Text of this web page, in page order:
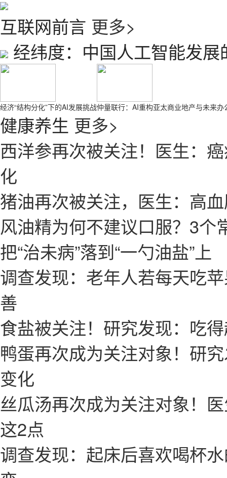
互联网前言 更多>
经纬度：中国人工智能发展
经济“结构分化”下的AI发展挑战仲量联行：AI重构亚太商业地产与未来办
健康养生 更多>
西洋参再次被关注！医生：
化
猪油再次被关注，医生：高
风油精为何不建议口服？3个
把“治未病”落到“一勺油盐”上
调查发现：老年人若每天吃
善
食盐被关注！研究发现：吃
鸭蛋再次成为关注对象！研
变化
丝瓜汤再次成为关注对象！
这2点
调查发现：起床后喜欢喝杯